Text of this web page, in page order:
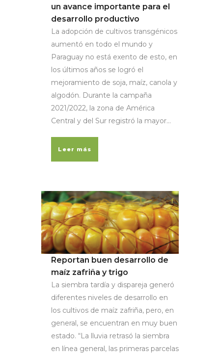
un avance importante para el
desarrollo productivo
La adopción de cultivos transgénicos
aumentó en todo el mundo y
Paraguay no está exento de esto, en
los últimos años se logró el
mejoramiento de soja, maíz, canola y
algodón. Durante la campaña
2021/2022, la zona de América
Central y del Sur registró la mayor...
Leer más
Reportan buen desarrollo de
maíz zafriña y trigo
La siembra tardía y dispareja generó
diferentes niveles de desarrollo en
los cultivos de maíz zafriña, pero, en
general, se encuentran en muy buen
estado. “La lluvia retrasó la siembra
en línea general, las primeras parcelas